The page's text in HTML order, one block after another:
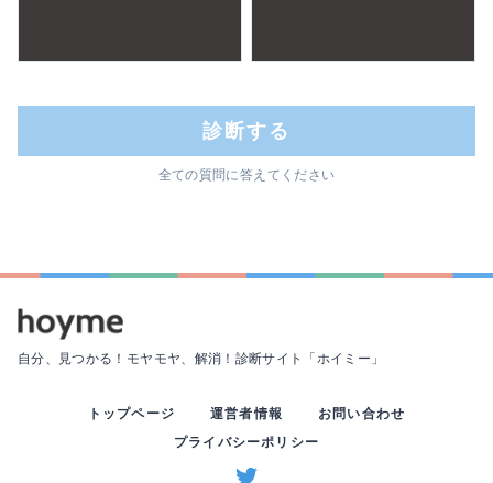
診断する
全ての質問に答えてください
自分、見つかる！モヤモヤ、解消！ 診断サイト「ホイミー」
トップページ 運営者情報
お問い合わせ
プライバシーポリシー